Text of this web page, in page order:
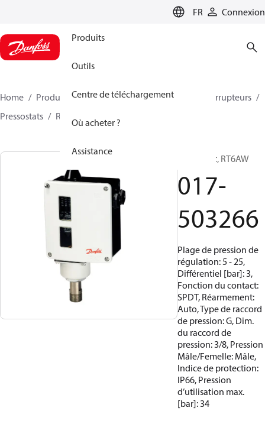
FR Connexion
Produits
Outils
Centre de téléchargement
Où acheter ?
Assistance
Home Produits Climate Solutions - cooling
Interrupteurs
Pressostats
RT
Pressostat, RT6AW
017-
503266
Plage de pression de
régulation: 5 - 25,
Différentiel [bar]: 3,
Fonction du contact:
SPDT, Réarmement:
Auto, Type de raccord
de pression: G, Dim.
du raccord de
pression: 3/8, Pression
Mâle/Femelle: Mâle,
Indice de protection:
IP66, Pression
d’utilisation max.
[bar]: 34